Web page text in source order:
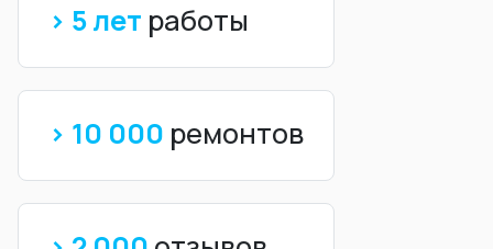
> 5 лет работы
> 10 000 ремонтов